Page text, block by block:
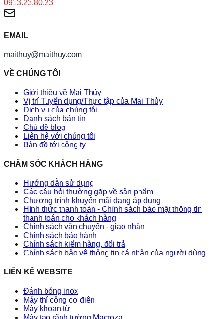
0913.23.80.23
EMAIL
maithuy@maithuy.com
VỀ CHÚNG TÔI
Giới thiệu về Mai Thủy
Vị trí Tuyển dụng/Thực tập của Mai Thủy
Dịch vụ của chúng tôi
Danh sách bản tin
Chủ đề blog
Liên hệ với chúng tôi
Bản đồ tới công ty
CHĂM SÓC KHÁCH HÀNG
Hướng dẫn sử dụng
Các câu hỏi thường gặp về sản phẩm
Chương trình khuyến mãi đang áp dụng
Hình thức thanh toán - Chính sách bảo mật thông tin
thanh toán cho khách hàng
Chính sách vận chuyển - giao nhận
Chính sách bảo hành
Chính sách kiểm hàng, đổi trả
Chính sách bảo vệ thông tin cá nhân của người dùng
LIÊN KẾ WEBSITE
Đánh bóng inox
Máy thí công cơ điện
Máy khoan từ
Máy tạo rãnh tường Macroza